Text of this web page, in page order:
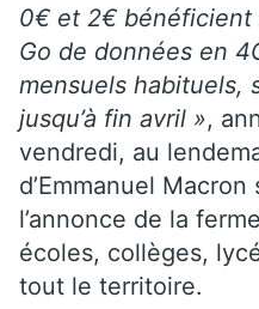
0€ et 2€ bénéficient
Go de données en
mensuels habituels,
jusqu’à fin avril »,
vendredi, au
d’Emmanuel
l’annonce de la
écoles, collèges,
tout le territoire.